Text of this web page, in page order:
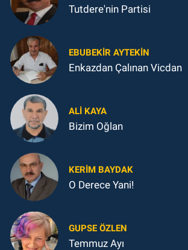
Tutdere'nin Partisi
EBUBEKIR AYTEKIN
Enkazdan Çalınan Vicdan
ALI KAYA
Bizim Oğlan
KERIM BAYDAK
O Derece Yani!
GUPSE ÖZLEN
Temmuz Ayı